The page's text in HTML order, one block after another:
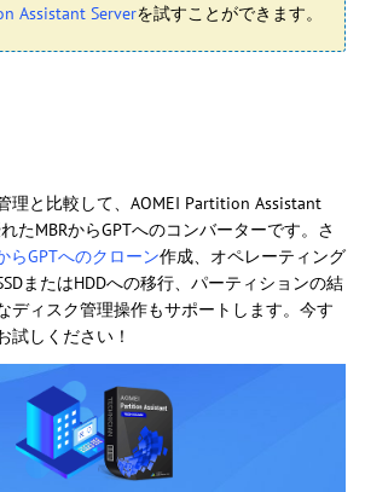
Assistant Serverを試すことができます。
理と比較して、AOMEI Partition Assistant
たMBRからGPTへのコンバーターです。さ
らGPTへのクローン作成、オペレーティング
またはHDDへの移行、パーティションの結
ディスク管理操作もサポートします。今す
試しください！